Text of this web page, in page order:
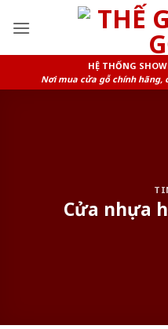
HỆ THỐNG
Nơi mua cửa gỗ chính hãng,
Cửa nhựa